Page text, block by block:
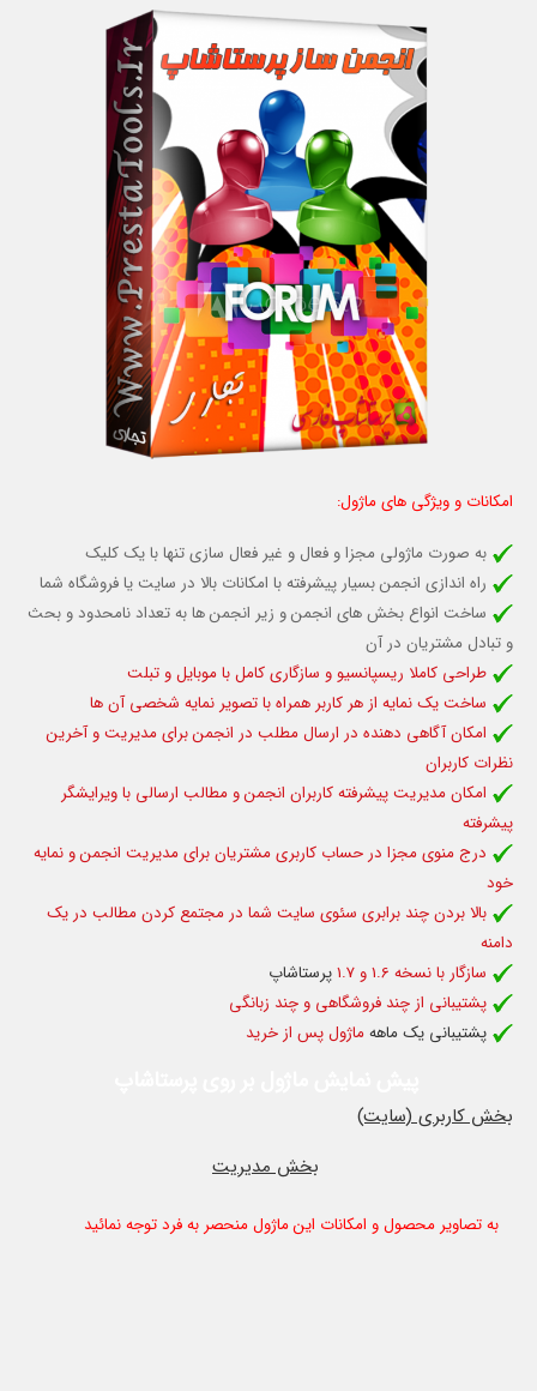
امکانات و ویژگی های ماژول:
به صورت ماژولی مجزا و فعال و غیر فعال سازی تنها با یک کلیک
راه اندازی انجمن بسیار پیشرفته با امکانات بالا در سایت یا فروشگاه شما
ساخت انواع بخش های انجمن و زیر انجمن ها به تعداد نامحدود و بحث
و تبادل مشتریان در آن
طراحی کاملا ریسپانسیو و سازگاری کامل با موبایل و تبلت
ساخت یک نمایه از هر کاربر همراه با تصویر نمایه شخصی آن ها
امکان آگاهی دهنده در ارسال مطلب در انجمن برای مدیریت و آخرین
نظرات کاربران
امکان مدیریت پیشرفته کاربران انجمن و مطالب ارسالی با ویرایشگر
پیشرفته
درج منوی مجزا در حساب کاربری مشتریان برای مدیریت انجمن و نمایه
خود
بالا بردن چند برابری سئوی سایت شما در مجتمع کردن مطالب در یک
دامنه
سازگار با نسخه 1.6 و 1.7
پرستاشاپ
پشتیبانی از چند فروشگاهی و چند زبانگی
پشتیبانی یک ماههماژول پس از خرید
بخش کاربری (سایت)
بخش مدیریت
به تصاویر محصول و امکانات این ماژول منحصر به فرد توجه نمائید